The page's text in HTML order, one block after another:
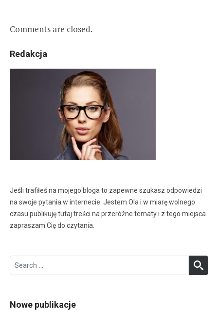
Comments are closed.
Redakcja
Jeśli trafiłeś na mojego bloga to zapewne szukasz odpowiedzi
na swoje pytania w internecie. Jestem Ola i w miarę wolnego
czasu publikuję tutaj treści na przeróżne tematy i z tego miejsca
zapraszam Cię do czytania.
Search
for:
Nowe publikacje